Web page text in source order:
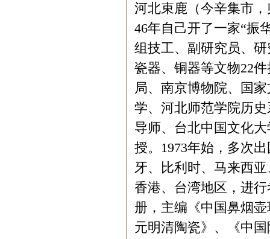
河北束鹿（今辛集市
46年自己开了一家“振
组技工、副研究员、
瓷器、铜器等文物22
局、南京博物院、国
学、河北师范学院历
导师、台北中国文化
授。1973年始，多次
牙、比利时、马来西
香港、台湾地区，进
册，主编《中国鼻烟
元明清陶瓷》、《中